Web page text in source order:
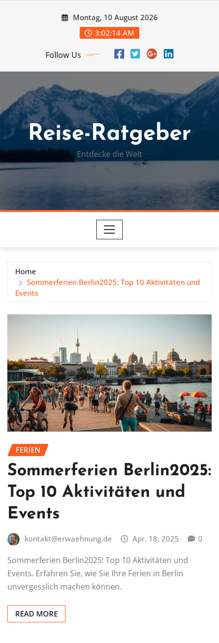
Montag, 10 August 2026
3:02:14 AM
Follow Us
Reise-Ratgeber
Entdecke die Welt
Home
Sommerferien Berlin2025: Top 10 Aktivitäten und
Events
FERIEN
Sommerferien Berlin2025:
Top 10 Aktivitäten und
Events
kontakt@erwaehnung.de Apr. 18, 2025 0
Sommerferien Berlin2025: Top 10 Aktivitäten und
Events. Erfahren Sie, wie Sie Ihre Ferien in Berlin
unvergesslich machen können.
READ MORE